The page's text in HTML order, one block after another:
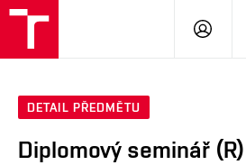
DETAIL PŘEDMĚTU
Diplomový seminář (R)